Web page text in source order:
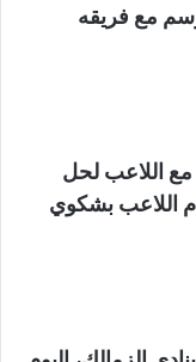
مع فريقه
مع اللاعب لحل
اللاعب بشكوي